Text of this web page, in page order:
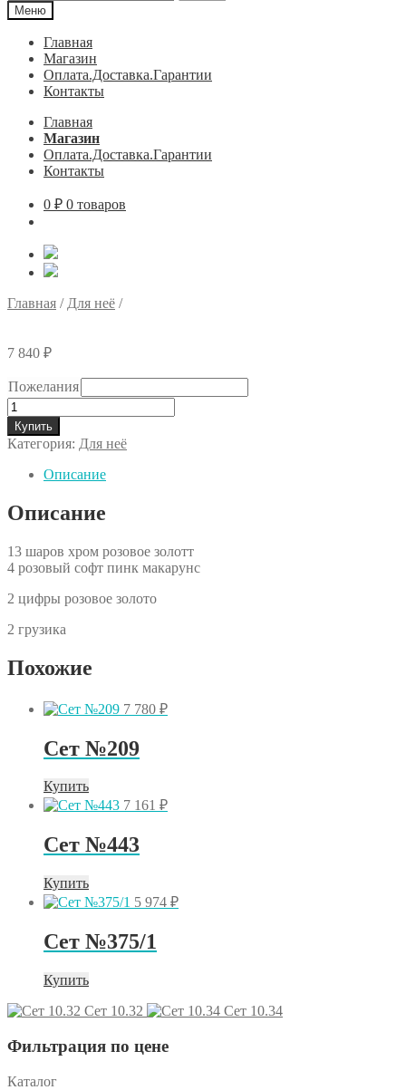
Меню
Главная
Магазин
Оплата.Доставка.Гарантии
Контакты
Главная
Магазин
Оплата.Доставка.Гарантии
Контакты
0 ₽ 0 товаров
Главная / Для неё /
7 840 ₽
Пожелания
Количество
Купить
Категория: Для неё
Описание
Описание
13 шаров хром розовое золотт
4 розовый софт пинк макарунс
2 цифры розовое золото
2 грузика
Похожие
7 780 ₽
Сет №209
Купить
7 161 ₽
Сет №443
Купить
5 974 ₽
Сет №375/1
Купить
Сет 10.32
Сет 10.34
Фильтрация по цене
Каталог